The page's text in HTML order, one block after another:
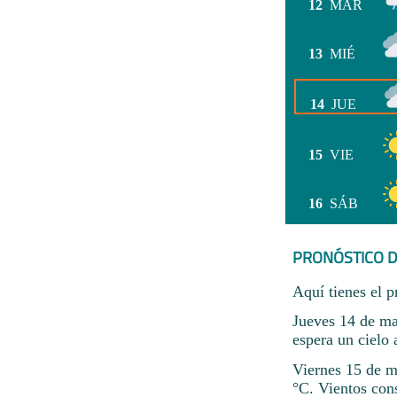
12 MAR
13 MIÉ
14 JUE
15 VIE
16 SÁB
PRONÓSTICO
Aquí tienes el
Jueves 14 de
espera un cielo
Viernes 15 de
°C. Vientos